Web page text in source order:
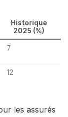
Historique
2025 (%)
7
12
les assurés